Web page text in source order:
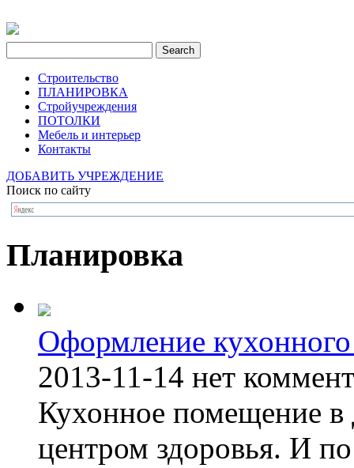
Строительство
ПЛАНИРОВКА
Стройучреждения
ПОТОЛКИ
Мебель и интерьер
Контакты
ДОБАВИТЬ УЧРЕЖДЕНИЕ
Поиск по сайту
Планировка
Оформление
2013-11-14 нет
Кухонное помещение в
центром здоровья. И